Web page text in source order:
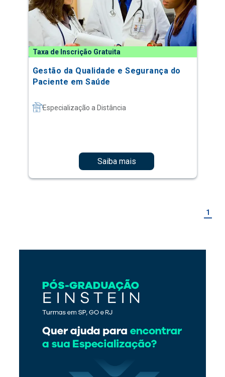
Taxa de Inscrição Gratuita
Gestão da Qualidade e Segurança do
Paciente em Saúde
Especialização a Distância
Saiba mais
1